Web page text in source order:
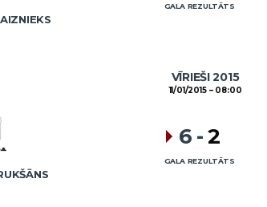
GALA REZULTĀTS
VĪRIEŠI 2015
11/01/2015 08:00
6 -2
GALA REZULTĀTS